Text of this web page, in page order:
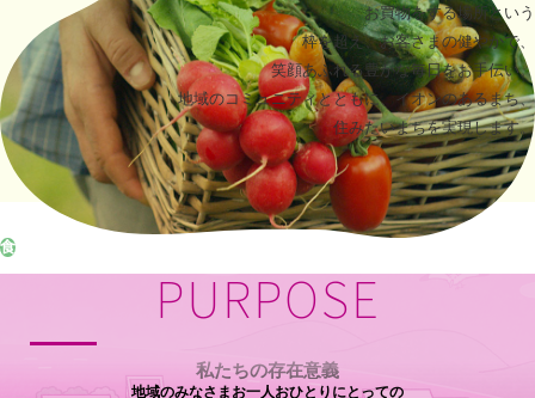
食
お買物をする場所という
枠を超え、お客さまの健やかで、
笑顔あふれる豊かな毎日をお手伝い。
地域のコミュニティとともに、イオンのあるまち、
住みたいまちを実現します。
PURPOSE
私たちの存在意義
地域のみなさまお一人おひとりにとっての